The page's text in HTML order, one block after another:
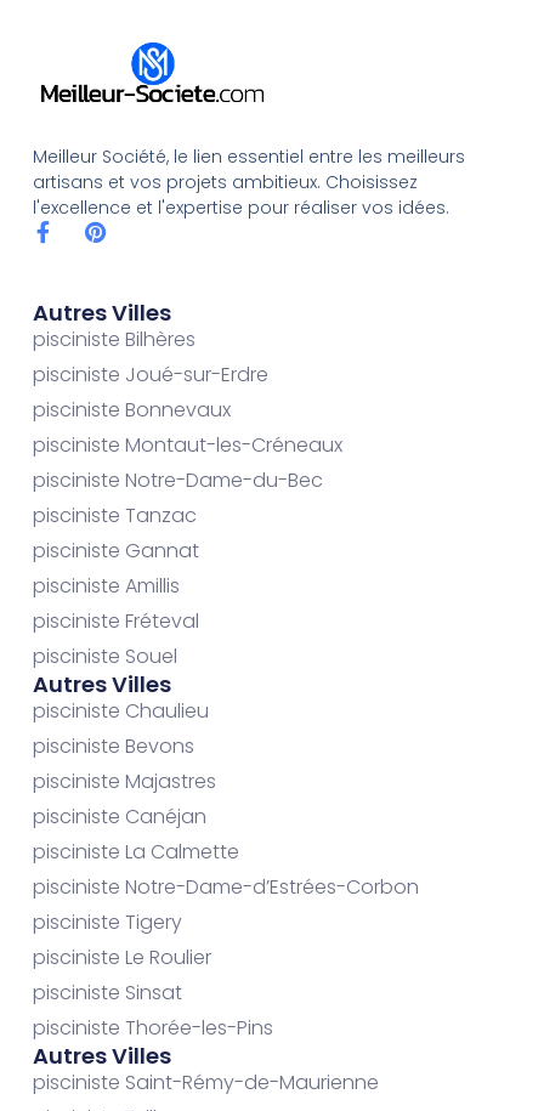
Meilleur Société, le lien essentiel entre les meilleurs
artisans et vos projets ambitieux. Choisissez
l'excellence et l'expertise pour réaliser vos idées.
Autres Villes
pisciniste Saint-Rémy-de-Maurienne
Autres Villes
pisciniste Chaulieu
pisciniste Bevons
pisciniste Majastres
pisciniste Canéjan
pisciniste La Calmette
pisciniste Notre-Dame-d’Estrées-Corbon
pisciniste Tigery
pisciniste Le Roulier
pisciniste Sinsat
pisciniste Thorée-les-Pins
Autres Villes
pisciniste Bilhères
pisciniste Joué-sur-Erdre
pisciniste Bonnevaux
pisciniste Montaut-les-Créneaux
pisciniste Notre-Dame-du-Bec
pisciniste Tanzac
pisciniste Gannat
pisciniste Amillis
pisciniste Fréteval
pisciniste Souel